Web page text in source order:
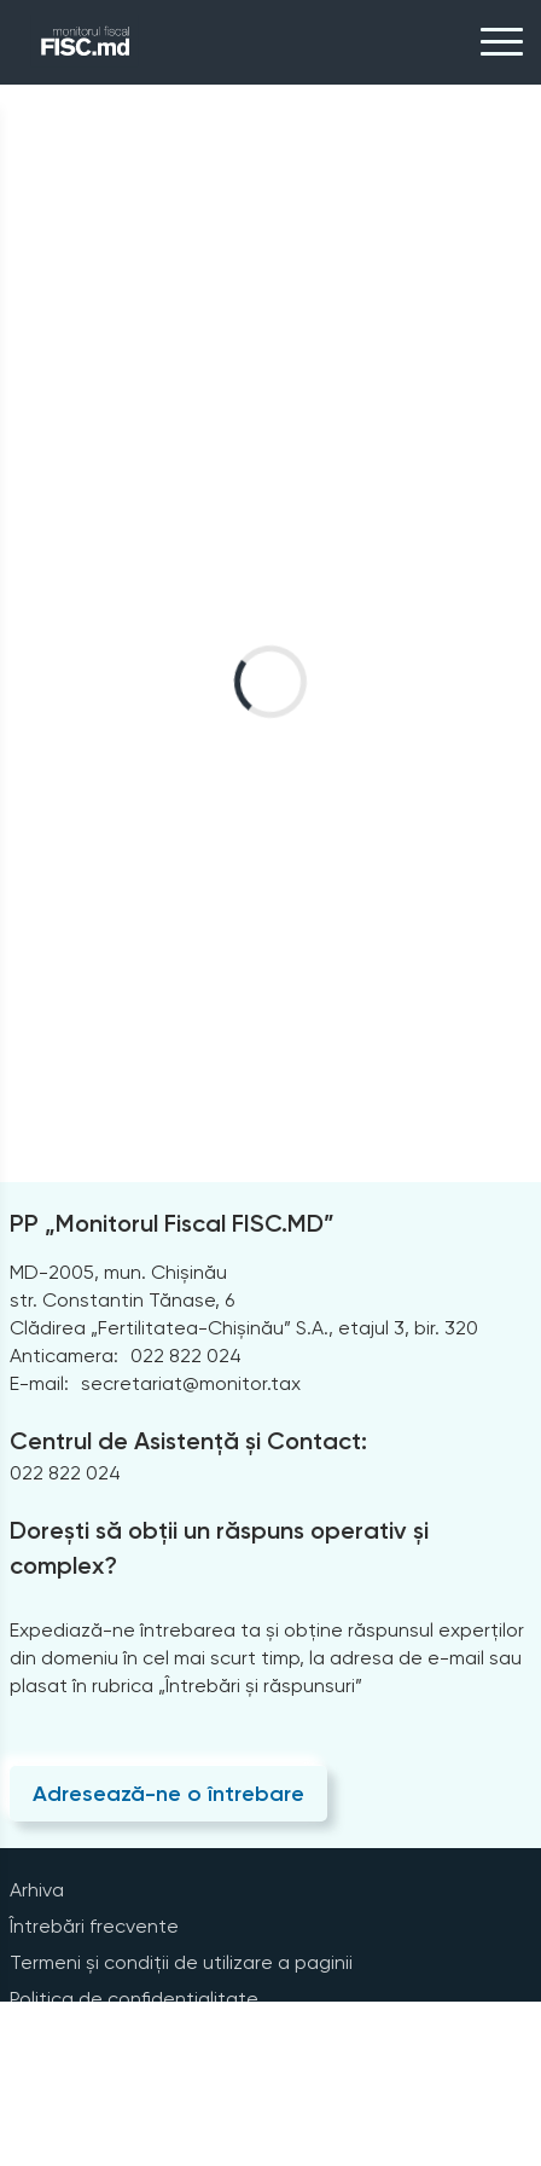
PP „Monitorul Fiscal FISC.MD”
MD-2005, mun. Chișinău
str. Constantin Tănase, 6
Clădirea „Fertilitatea-Chișinău” S.A., etajul 3, bir. 320
Anticamera:
022 822 024
E-mail: secretariat@monitor.tax
Centrul de Asistență și Contact:
022 822 024
Dorești să obții un răspuns operativ și
complex?
Expediază-ne întrebarea ta și obține răspunsul experților
din domeniu în cel mai scurt timp, la adresa de e-mail sau
plasat în rubrica „Întrebări și răspunsuri”
Adresează-ne o întrebare
Arhiva
Întrebări frecvente
Termeni și condiții de utilizare a paginii
Politica de confidențialitate